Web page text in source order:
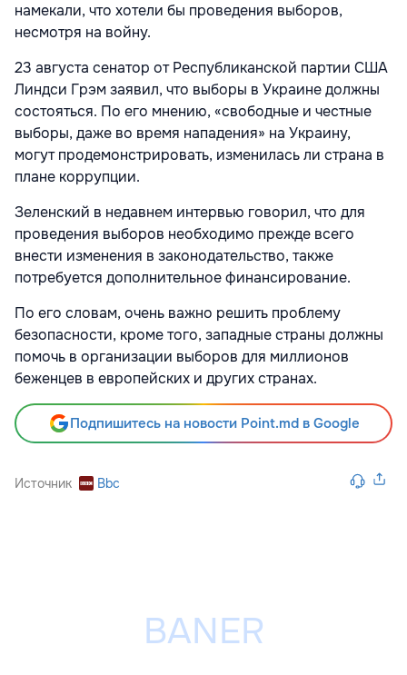
намекали, что хотели бы проведения выборов,
несмотря на войну.
23 августа сенатор от Республиканской партии США
Линдси Грэм заявил, что выборы в Украине должны
состояться. По его мнению, «свободные и честные
выборы, даже во время нападения» на Украину,
могут продемонстрировать, изменилась ли страна в
плане коррупции.
Зеленский в недавнем интервью говорил, что для
проведения выборов необходимо прежде всего
внести изменения в законодательство, также
потребуется дополнительное финансирование.
По его словам, очень важно решить проблему
безопасности, кроме того, западные страны должны
помочь в организации выборов для миллионов
беженцев в европейских и других странах.
Подпишитесь на новости Point.md в Google
Источник Bbc